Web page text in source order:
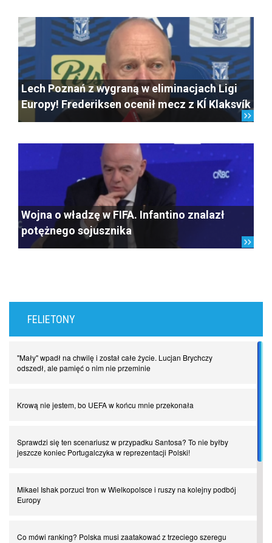
Lech Poznań z wygraną w eliminacjach Ligi
Europy! Frederiksen ocenił mecz z KÍ Klaksvík
Wojna o władzę w FIFA. Infantino znalazł
potężnego sojusznika
FELIETONY
"Mały" wpadł na chwilę i został całe życie. Lucjan Brychczy
odszedł, ale pamięć o nim nie przeminie
Krową nie jestem, bo UEFA w końcu mnie przekonała
Sprawdzi się ten scenariusz w przypadku Santosa? To nie byłby
jeszcze koniec Portugalczyka w reprezentacji Polski!
Mikael Ishak porzuci tron w Wielkopolsce i ruszy na kolejny podbój
Europy
Co mówi ranking? Polska musi zaatakować z trzeciego szeregu